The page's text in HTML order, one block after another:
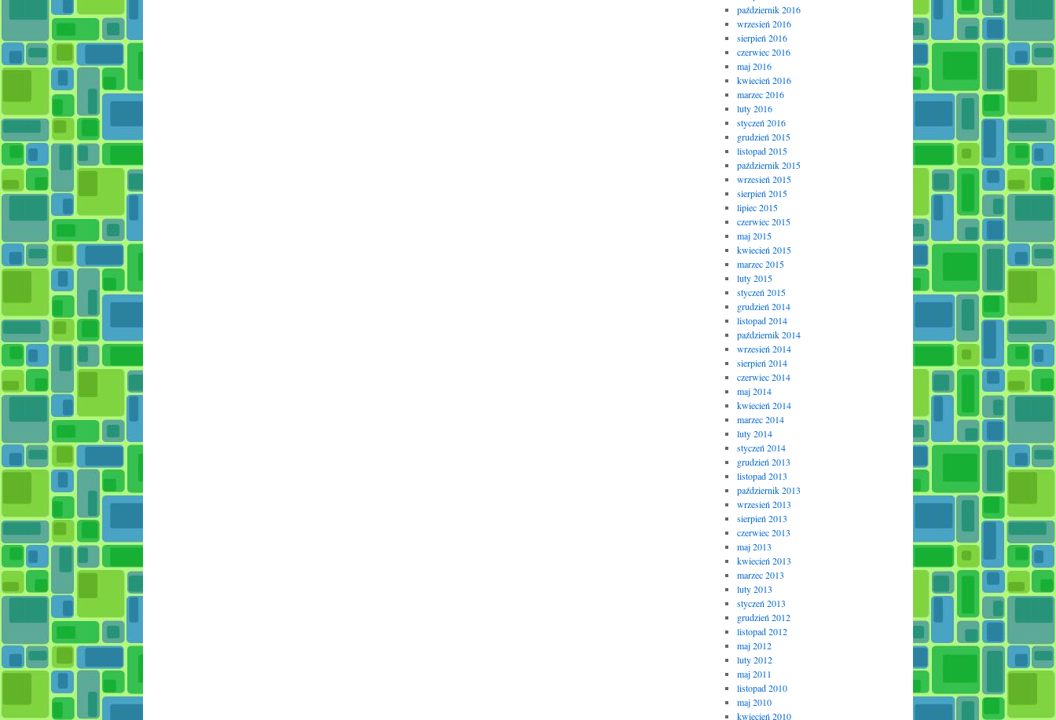
październik 2016
wrzesień 2016
sierpień 2016
czerwiec 2016
maj 2016
kwiecień 2016
marzec 2016
luty 2016
styczeń 2016
grudzień 2015
listopad 2015
październik 2015
wrzesień 2015
sierpień 2015
lipiec 2015
czerwiec 2015
maj 2015
kwiecień 2015
marzec 2015
luty 2015
styczeń 2015
grudzień 2014
listopad 2014
październik 2014
wrzesień 2014
sierpień 2014
czerwiec 2014
maj 2014
kwiecień 2014
marzec 2014
luty 2014
styczeń 2014
grudzień 2013
listopad 2013
październik 2013
wrzesień 2013
sierpień 2013
czerwiec 2013
maj 2013
kwiecień 2013
marzec 2013
luty 2013
styczeń 2013
grudzień 2012
listopad 2012
maj 2012
luty 2012
maj 2011
listopad 2010
maj 2010
kwiecień 2010